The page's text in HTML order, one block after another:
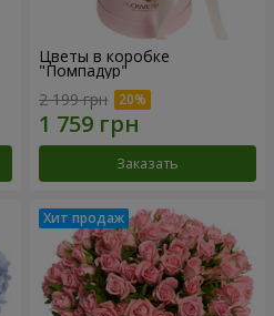
Цветы в коробке
"Помпадур"
2 199 грн
Заказать